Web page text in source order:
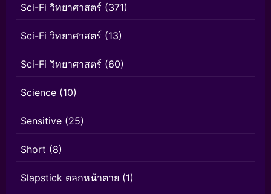
Sci-Fi วิทยาศาสตร์ (371)
Sci-Fi วิทยาศาสตร์ (13)
Sci-Fi วิทยาศาสตร์ (60)
Science (10)
Sensitive (25)
Short (8)
Slapstick ตลกหน้าตาย (1)